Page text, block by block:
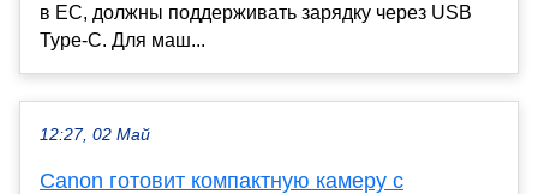
в ЕС, должны поддерживать зарядку через USB
Type-C. Для маш...
12:27, 02 Май
Canon готовит компактную камеру с